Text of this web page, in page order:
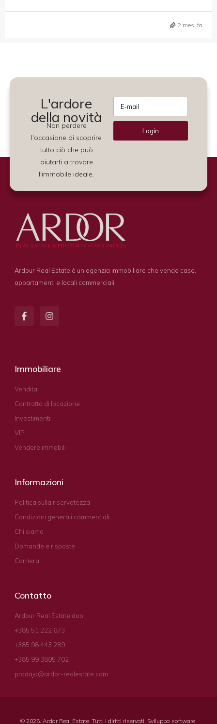
2 mesi fa
L'ardore
della novità
Non perdere
l'occasione di scoprire
tutto ciò che può
aiutarti a trovare
l'immobile ideale.
Login
Ardour Real Estate è un'agenzia immobiliare che vende case,
appartamenti e locali commerciali.
Immobiliare
Vendita
Contratto di locazione
Investimenti
VIP
Vendere immobili
Informazioni
Politica sulla riservatezza
Condizioni generali commerciali
Chi siamo
Domande e risposte
Carriera
Contatto
Ardour Real Estate doo
+385 51 222 673
+385 98 443 289
+385 99 3805 702
prodaja@ardor-realestate.com
© 2025. Ardor Real Estate. Tutti i diritti riservati. Sviluppo software: